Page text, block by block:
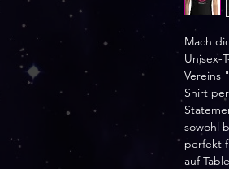
Mach
Unisex-
Vereins
Shirt
sowohl
perfekt
auf